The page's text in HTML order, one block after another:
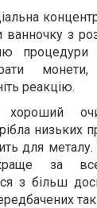
з
процедури
реакцію.
низьких
для
за
з більш